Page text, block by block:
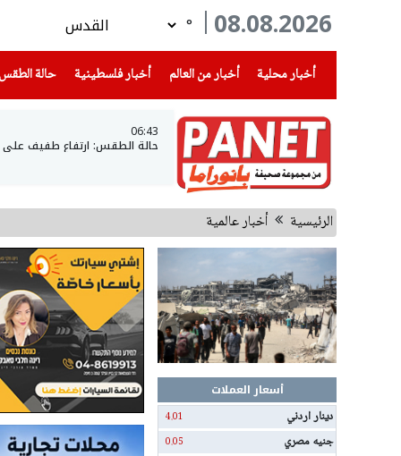
08.08.2026
°
أخبار محلية
(current) أخبار من العالم أخبار فلسطينية(current) حالة الطقس
06:43
حالة الطقس: ارتفاع طفيف على
الرئيسية أخبار عالمية
أسعار العملات
دينار اردني
4.01
جنيه مصري 0.05